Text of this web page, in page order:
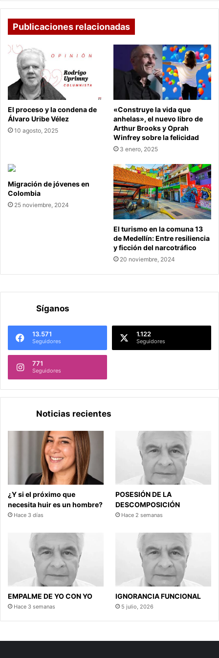
reality
Univisión
Publicaciones relacionadas
El proceso y la condena de
Álvaro Uribe Vélez
10 agosto, 2025
«Construye la vida que
anhelas», el nuevo libro de
Arthur Brooks y Oprah
Winfrey sobre la felicidad
3 enero, 2025
Migración de jóvenes en
Colombia
25 noviembre, 2024
El turismo en la comuna 13
de Medellín: Entre resiliencia
y ficción del narcotráfico
20 noviembre, 2024
Síganos
13.571
Seguidores
1.122
Seguidores
771
Seguidores
Noticias recientes
¿Y si el próximo que
necesita huir es un hombre?
Hace 3 días
POSESIÓN DE LA
DESCOMPOSICIÓN
Hace 2 semanas
EMPALME DE YO CON YO
Hace 3 semanas
IGNORANCIA FUNCIONAL
5 julio, 2026